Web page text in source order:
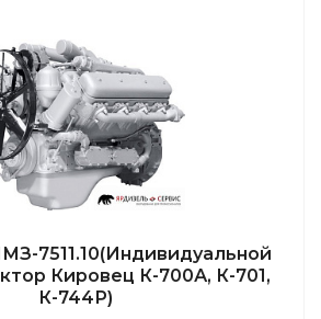
7511.10(Индивидуальной
Кировец К-700А, К-701,
К-744Р)